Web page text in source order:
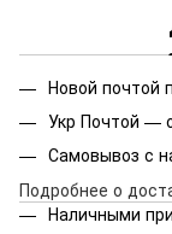
Новой почтой
Укр Почтой —
Самовывоз с
Подробнее о
Наличными